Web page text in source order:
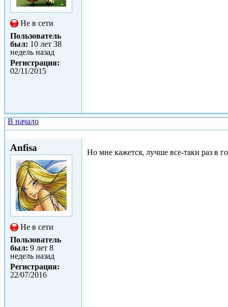
Не в сети
Пользователь
был: 10 лет 38
недель назад
Регистрация:
02/11/2015
В начало
Anfisa
Не в сети
Пользователь
был: 9 лет 8
недель назад
Регистрация:
22/07/2016
Но мне кажется, лучше все-таки раз в